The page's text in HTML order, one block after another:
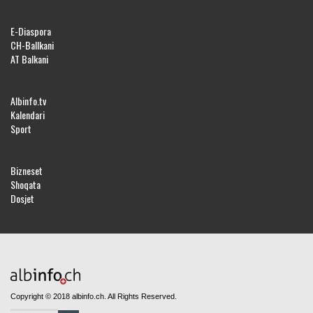
E-Diaspora
CH-Ballkani
AT Balkani
Albinfo.tv
Kalendari
Sport
Bizneset
Shoqata
Dosjet
Copyright © 2018 albinfo.ch. All Rights Reserved.